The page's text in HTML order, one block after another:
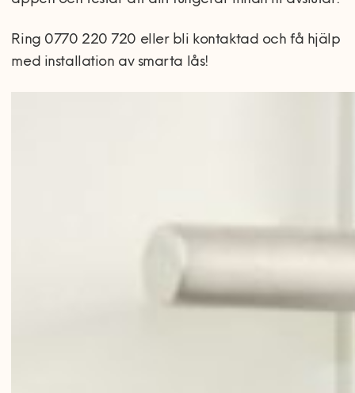
Ring 0770 220 720 eller bli kontaktad och få hjälp
med installation av smarta lås!